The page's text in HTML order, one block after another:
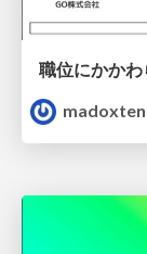
madoxten